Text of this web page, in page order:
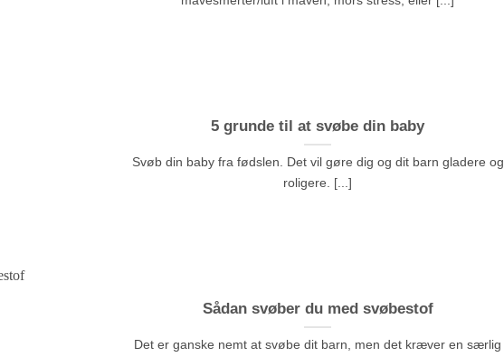
5 grunde til at svøbe din baby
Svøb din baby fra fødslen. Det vil gøre dig og dit barn gladere og
roligere. [...]
Sådan svøber du med svøbestof
Det er ganske nemt at svøbe dit barn, men det kræver en særlig